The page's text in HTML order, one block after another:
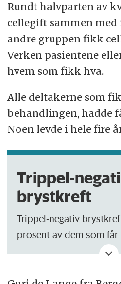
Rundt halvparten av
cellegift sammen
andre gruppen fikk
Verken pasientene
hvem som fikk hva.
Alle deltakerne som
behandlingen, hadde
Noen levde i hele fire
Trippel-
brystkreft
Trippel-negativ
prosent av dem som
enn andre